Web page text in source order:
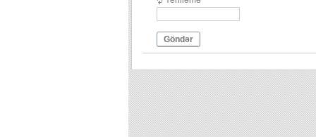
Göndər